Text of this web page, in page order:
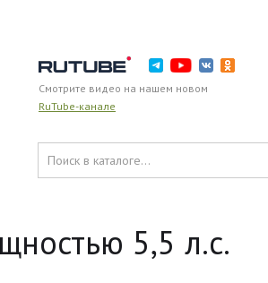
Смотрите видео на нашем новом
RuTube-канале
5,5 л.с.